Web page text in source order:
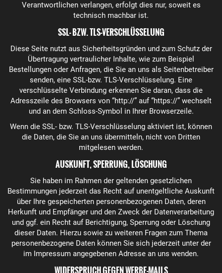
Verantwortlichen verlangen, erfolgt dies nur, soweit es
technisch machbar ist.
SSL- BZW. TLS-VERSCHLÜSSELUNG
Diese Seite nutzt aus Sicherheitsgründen und zum Schutz der
Übertragung vertraulicher Inhalte, wie zum Beispiel
Bestellungen oder Anfragen, die Sie an uns als Seitenbetreiber
senden, eine SSL-bzw. TLS-Verschlüsselung. Eine
verschlüsselte Verbindung erkennen Sie daran, dass die
Adresszeile des Browsers von “http://” auf “https://” wechselt
und an dem Schloss-Symbol in Ihrer Browserzeile.
Wenn die SSL- bzw. TLS-Verschlüsselung aktiviert ist, können
die Daten, die Sie an uns übermitteln, nicht von Dritten
mitgelesen werden.
AUSKUNFT, SPERRUNG, LÖSCHUNG
Sie haben im Rahmen der geltenden gesetzlichen
Bestimmungen jederzeit das Recht auf unentgeltliche Auskunft
über Ihre gespeicherten personenbezogenen Daten, deren
Herkunft und Empfänger und den Zweck der Datenverarbeitung
und ggf. ein Recht auf Berichtigung, Sperrung oder Löschung
dieser Daten. Hierzu sowie zu weiteren Fragen zum Thema
personenbezogene Daten können Sie sich jederzeit unter der
im Impressum angegebenen Adresse an uns wenden.
WIDERSPRUCH GEGEN WERBE-MAILS